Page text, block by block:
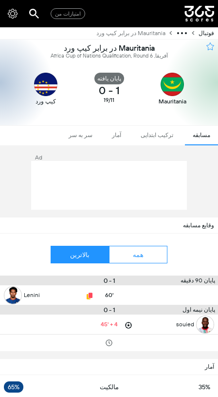
امتیازات من
فوتبال Mauritania در برابر کیپ ورد
Mauritania در برابر کیپ ورد
آفریقا, Africa Cup of Nations Qualification, Round 6
Mauritania
پایان یافته
1
-
0
19/11 کیپ ورد
مسابقه ترکیب ابتدایی آمار سر به سر
Ad
وقایع مسابقه
همه بالاترین
پایان 90 دقیقه 1 - 0
60'
Lenini
پایان نیمه اول 1 - 0
souied
45' + 4
آمار
35% مالکیت 65%